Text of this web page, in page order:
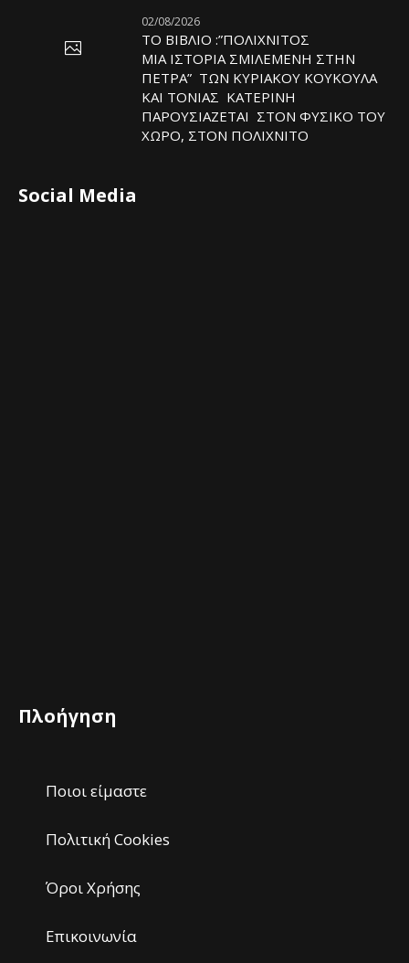
02/08/2026
ΤΟ ΒΙΒΛΙΟ :”ΠΟΛΙΧΝΙΤΟΣ
ΜΙΑ ΙΣΤΟΡΙΑ ΣΜΙΛΕΜΕΝΗ ΣΤΗΝ
ΠΕΤΡΑ” ΤΩΝ ΚΥΡΙΑΚΟΥ ΚΟΥΚΟΥΛΑ
ΚΑΙ ΤΟΝΙΑΣ ΚΑΤΕΡΙΝΗ
ΠΑΡΟΥΣΙΑΖΕΤΑΙ ΣΤΟΝ ΦΥΣΙΚΟ ΤOY
ΧΩΡΟ, ΣΤΟΝ ΠΟΛΙΧΝΙΤΟ
Social Media
Πλοήγηση
Ποιοι είμαστε
Πολιτική Cookies
Όροι Χρήσης
Επικοινωνία